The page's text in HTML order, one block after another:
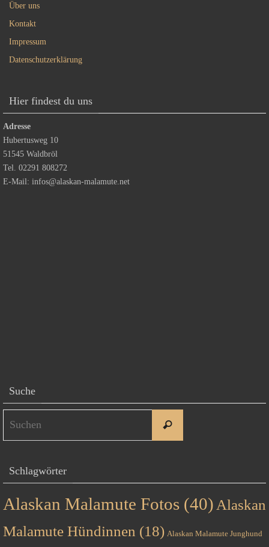
Über uns
Kontakt
Impressum
Datenschutzerklärung
Hier findest du uns
Adresse
Hubertusweg 10
51545 Waldbröl
Tel. 02291 808272
E-Mail: infos@alaskan-malamute.net
Suche
Suchen
Schlagwörter
Alaskan Malamute Fotos (40) Alaskan
Malamute Hündinnen (18) Alaskan Malamute Junghund